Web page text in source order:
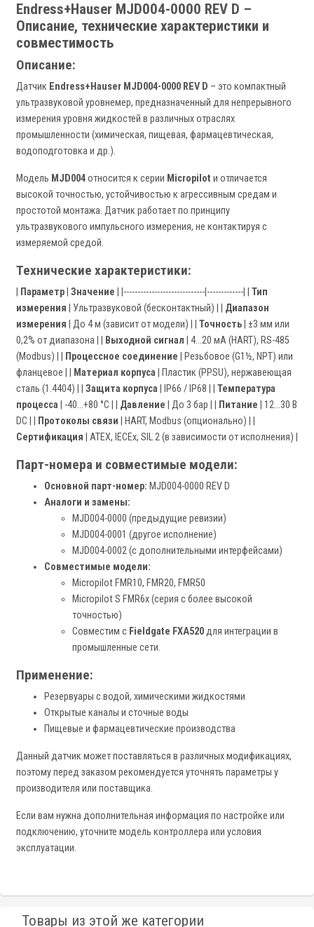
Endress+Hauser MJD004-0000 REV D –
Описание, технические характеристики и
совместимость
Описание:
Датчик Endress+Hauser MJD004-0000 REV D – это компактный
ультразвуковой уровнемер, предназначенный для непрерывного
измерения уровня жидкостей в различных отраслях
промышленности (химическая, пищевая, фармацевтическая,
водоподготовка и др.).
Модель MJD004относится к серии Micropilot и отличается
высокой точностью, устойчивостью к агрессивным средам и
простотой монтажа. Датчик работает по принципу
ультразвукового импульсного измерения, не контактируя с
измеряемой средой.
Технические характеристики:
Параметр Значение | |-----------------------------|-------------| | Тип
измерения | Ультразвуковой (бесконтактный) | | Диапазон
измерения | До 4 м (зависит от модели) | | Точность | ±3 мм или
0,2% от диапазона | |
Выходной сигнал | 4…20 мА (HART), RS-485
(Modbus) | |
Процессное соединение | Резьбовое (G1½, NPT) или
фланцевое | |
Материал корпуса | Пластик (PPSU), нержавеющая
сталь (1.4404) | | Защита корпуса | IP66 / IP68 | | Температура
процесса | -40…+80 °C | | Давление | До 3 бар | | Питание | 12…30 В
DC | |
Протоколы связи | HART, Modbus (опционально) | |
Сертификация | ATEX, IECEx, SIL 2 (в зависимости от исполнения) |
Парт-номера и совместимые модели:
Основной парт-номер: MJD004-0000 REV D
Аналоги и замены:
MJD004-0000 (предыдущие ревизии)
MJD004-0001 (другое исполнение)
MJD004-0002 (с дополнительными интерфейсами)
Совместимые модели:
Micropilot FMR10, FMR20, FMR50
Micropilot S FMR6x (серия с более высокой
точностью)
Совместим с Fieldgate FXA520для интеграции в
промышленные сети.
Применение:
Резервуары с водой, химическими жидкостями
Открытые каналы и сточные воды
Пищевые и фармацевтические производства
Данный датчик может поставляться в различных модификациях,
поэтому перед заказом рекомендуется уточнять параметры у
производителя или поставщика.
Если вам нужна дополнительная информация по настройке или
подключению, уточните модель контроллера или условия
эксплуатации.
Товары из этой же категории